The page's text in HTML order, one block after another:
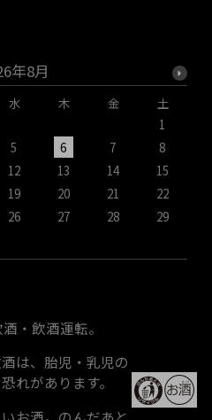
年8月
水 木 金
土
1
5 6 7
8
12 13 14
15
19 20 21
22
26 27 28
29
・飲酒運転。
は、胎児・乳児の
れがあります。